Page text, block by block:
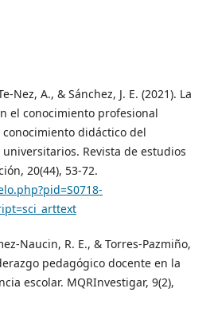
Nez, A., & Sánchez, J. E. (2021). La
el conocimiento profesional
didáctico del
Revista de estudios
20(44), 53-72.
Naucin, R. E., & Torres-Pazmiño,
pedagógico docente en la
escolar. MQRInvestigar, 9(2),